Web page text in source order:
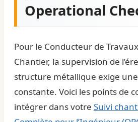
Operational
Pour le Conducteur de
Chantier, la supervision de
structure métallique exige
constante. Voici les points de
intégrer dans votre Suivi